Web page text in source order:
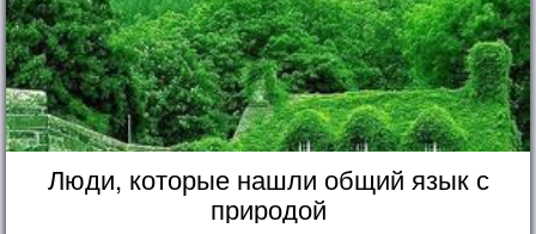
Люди, которые нашли общий язык с
природой